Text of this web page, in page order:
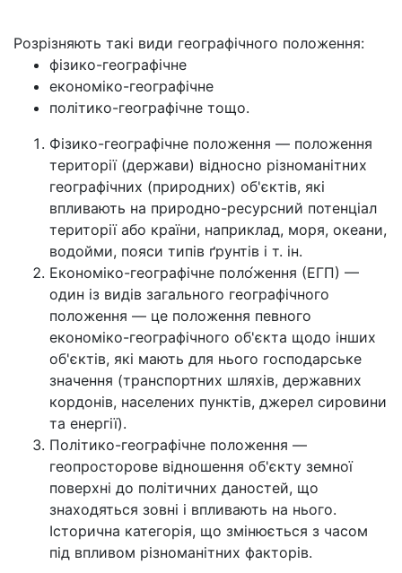
Розрізняють такі види географічного положення:
фізико-географічне
економіко-географічне
політико-географічне тощо.
Фізико-географічне положення — положення
території (держави) відносно різноманітних
географічних (природних) об'єктів, які
впливають на природно-ресурсний потенціал
території або країни, наприклад, моря, океани,
водойми, пояси типів ґрунтів і т. ін.
Економіко-географічне поло́ження (ЕГП) —
один із видів загального географічного
положення — це положення певного
економіко-географічного об'єкта щодо інших
об'єктів, які мають для нього господарське
значення (транспортних шляхів, державних
кордонів, населених пунктів, джерел сировини
та енергії).
Політико-географічне положення —
геопросторове відношення об'єкту земної
поверхні до політичних даностей, що
знаходяться зовні і впливають на нього.
Історична категорія, що змінюється з часом
під впливом різноманітних факторів.